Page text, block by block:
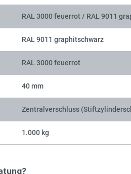
RAL 3000 feuerrot / RAL 9011
RAL 9011 graphitschwarz
RAL 3000 feuerrot
40 mm
Zentralverschluss
1.000 kg